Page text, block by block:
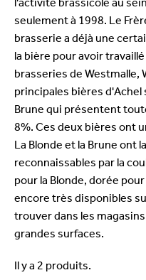
l'activité brassicole au
seulement à 1998. Le
brasserie a déjà une
la bière pour avoir
brasseries de Westmalle,
principales bières d'Achel
Brune qui présentent
8%. Ces deux bières ont
La Blonde et la Brune ont
reconnaissables par la
pour la Blonde, dorée
encore très disponibles
trouver dans les
grandes surfaces.
Il y a 2 produits.